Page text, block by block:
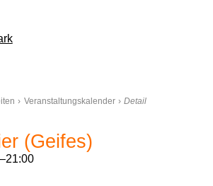
Veranstaltungskalender Detail
(Geifes)